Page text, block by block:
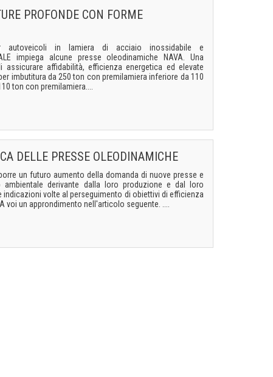
PROFONDE CON FORME
autoveicoli in lamiera di acciaio inossidabile e
impiega alcune presse oleodinamiche NAVA. Una
affidabilità, efficienza energetica ed elevate
imbutitura da 250 ton con premilamiera inferiore da 110
ton con premilamiera....
DELLE PRESSE OLEODINAMICHE
un futuro aumento della domanda di nuove presse e
ambientale derivante dalla loro produzione e dal loro
volte al perseguimento di obiettivi di efficienza
voi un approndimento nell'articolo seguente. ....